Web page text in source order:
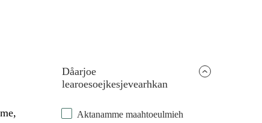
Dåarjoe
learoesoejkesjevearhkan
Aktanamme maahtoeulmieh